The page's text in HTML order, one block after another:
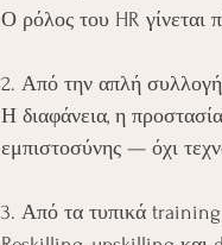
Ο ρόλος του HR γίνεται
2. Από την απλή
Η διαφάνεια, η
εμπιστοσύνης — όχι
3. Από τα τυπικά